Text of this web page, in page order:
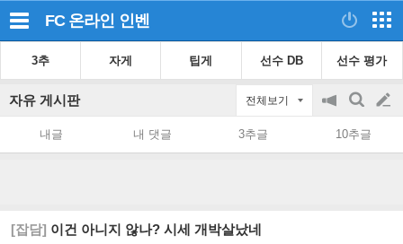
FC 온라인 인벤
3추 자게 팁게 선수 DB 선수 평가
자유 게시판 전체보기
공
지
on/off
검
색
글
쓰
내글 내 댓글 3추글 10추글
[잡담] 이건 아니지 않나? 시세 개박살났네